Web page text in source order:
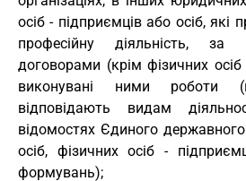
осіб - підприємців або осіб, які
професійну діяльність, за
договорами (крім фізичних
виконувані ними роботи
відповідають видам
відомостях Єдиного
осіб, фізичних осіб -
формувань);